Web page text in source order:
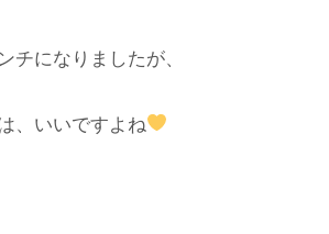
チになりましたが、
、いいですよね